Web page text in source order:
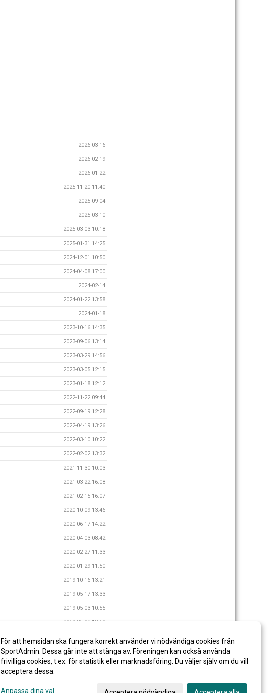
2026-03-16
2026-02-19
2026-01-22
2025-11-20 11:40
2025-09-04
2025-03-10
2025-03-03 10:18
2025-01-31 14:25
2024-12-01 10:50
2024-04-08 17:00
2024-02-14
2024-01-22 13:58
2024-01-18
2023-10-16 14:35
2023-09-06 13:14
2023-03-29 14:56
2023-03-05 12:15
2023-01-18 12:12
2022-11-22 09:44
2022-09-19 12:28
2022-04-19 13:26
2022-03-10 10:22
2022-02-02 13:32
2021-11-30 10:03
2021-03-22 16:08
2021-02-15 16:07
2020-10-09 13:46
2020-06-17 14:22
2020-04-03 08:42
2020-02-27 11:33
2020-01-29 11:50
2019-10-16 13:21
2019-05-17 13:33
2019-05-03 10:55
2019-05-03 10:50
2019-03-05 14:00
För att hemsidan ska fungera korrekt använder vi nödvändiga cookies från
SportAdmin. Dessa går inte att stänga av. Föreningen kan också använda
frivilliga cookies, t.ex. för statistik eller marknadsföring. Du väljer själv om du vill
acceptera dessa.
Anpassa dina val